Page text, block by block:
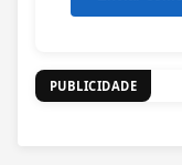
PUBLICIDADE